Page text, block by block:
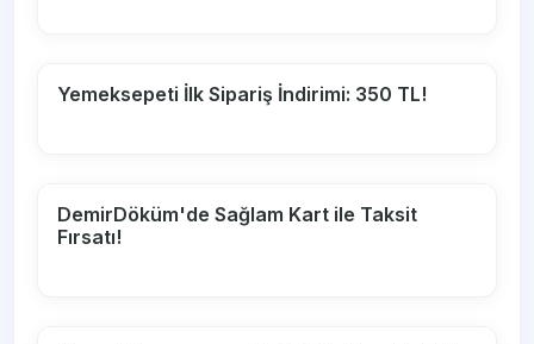
Yemeksepeti İlk Sipariş İndirimi: 350 TL!
DemirDöküm'de Sağlam Kart ile Taksit
Fırsatı!